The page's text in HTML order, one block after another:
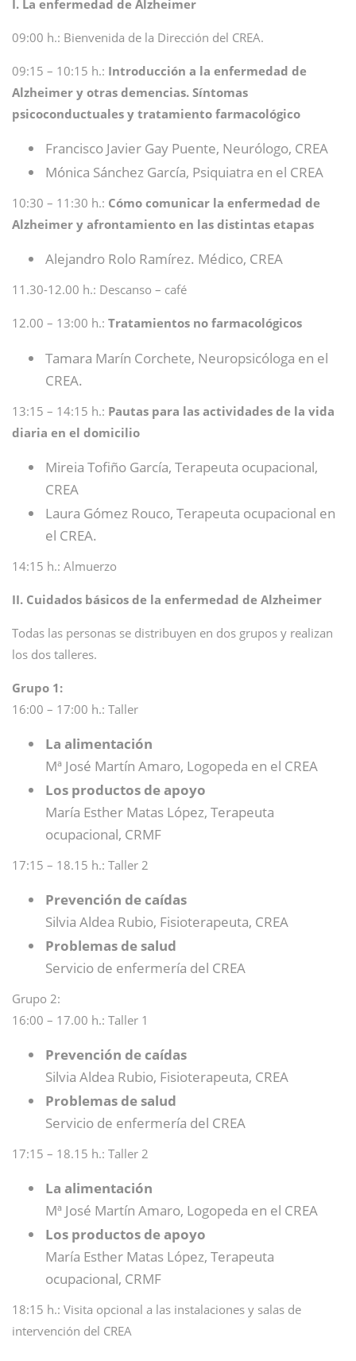
I. La enfermedad de Alzheimer
09:00 h.: Bienvenida de la Dirección del CREA.
09:15 – 10:15 h.: Introducción a la enfermedad de
Alzheimer y otras demencias. Síntomas
psicoconductuales y tratamiento farmacológico
Francisco Javier Gay Puente, Neurólogo, CREA
Mónica Sánchez García, Psiquiatra en el CREA
10:30 – 11:30 h.: Cómo comunicar la enfermedad de
Alzheimer y afrontamiento en las distintas etapas
Alejandro Rolo Ramírez. Médico, CREA
11.30-12.00 h.: Descanso – café
12.00 – 13:00 h.: Tratamientos no farmacológicos
Tamara Marín Corchete, Neuropsicóloga en el
CREA.
13:15 – 14:15 h.: Pautas para las actividades de la vida
diaria en el domicilio
Mireia Tofiño García, Terapeuta ocupacional,
CREA
Laura Gómez Rouco, Terapeuta ocupacional en
el CREA.
14:15 h.: Almuerzo
II. Cuidados básicos de la enfermedad de Alzheimer
Todas las personas se distribuyen en dos grupos y realizan
los dos talleres.
Grupo 1:
16:00 – 17:00 h.: Taller
La alimentación
Mª José Martín Amaro, Logopeda en el CREA
Los productos de apoyo
María Esther Matas López, Terapeuta
ocupacional, CRMF
17:15 – 18.15 h.: Taller 2
Prevención de caídas
Silvia Aldea Rubio, Fisioterapeuta, CREA
Problemas de salud
Servicio de enfermería del CREA
Grupo 2:
16:00 – 17.00 h.: Taller 1
Prevención de caídas
Silvia Aldea Rubio, Fisioterapeuta, CREA
Problemas de salud
Servicio de enfermería del CREA
17:15 – 18.15 h.: Taller 2
La alimentación
Mª José Martín Amaro, Logopeda en el CREA
Los productos de apoyo
María Esther Matas López, Terapeuta
ocupacional, CRMF
18:15 h.: Visita opcional a las instalaciones y salas de
intervención del CREA